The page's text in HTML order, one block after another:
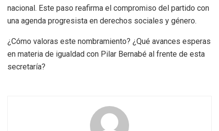
nacional. Este paso reafirma el compromiso del partido con
una agenda progresista en derechos sociales y género.
¿Cómo valoras este nombramiento? ¿Qué avances esperas
en materia de igualdad con Pilar Bernabé al frente de esta
secretaría?